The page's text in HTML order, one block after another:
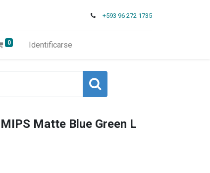
+593 96 272 1735
0 Identificarse
Matte Blue Green L